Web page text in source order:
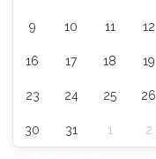
9 10 11 12
16 17 18 19
23 24 25 26
30 31 1 2